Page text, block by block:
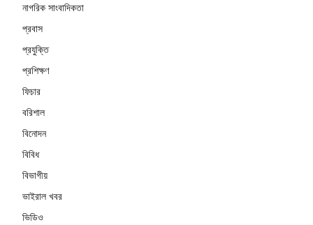
নাগরিক সাংবাদিকতা
প্রবাস
প্রযুক্তি
প্রশিক্ষণ
ফিচার
বরিশাল
বিনোদন
বিবিধ
বিভাগীয়
ভাইরাল খবর
ভিডিও